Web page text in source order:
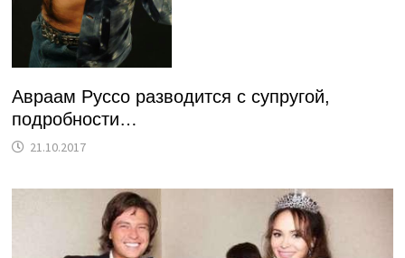
Авраам Руссо разводится с супругой,
подробности…
21.10.2017